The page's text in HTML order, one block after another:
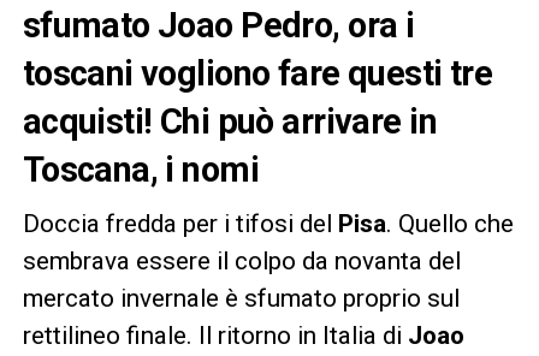
sfumato Joao Pedro, ora i
toscani vogliono fare questi tre
acquisti! Chi può arrivare in
Toscana, i nomi
Doccia fredda per i tifosi del Pisa. Quello che
sembrava essere il colpo da novanta del
mercato invernale è sfumato proprio sul
rettilineo finale. Il ritorno in Italia di Joao